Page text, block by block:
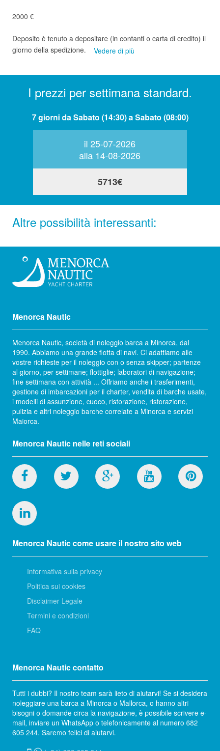
2000 €
Deposito è tenuto a depositare (in contanti o carta di credito) il
giorno della spedizione.
Vedere di più
I prezzi per settimana standard.
7 giorni da Sabato (14:30) a Sabato (08:00)
il 25-07-2026
alla 14-08-2026
5713€
Altre possibilità interessanti:
Menorca Nautic
Menorca Nautic, società di noleggio barca a Minorca, dal
1990. Abbiamo una grande flotta di navi. Ci adattiamo alle
vostre richieste per il noleggio con o senza skipper; partenze
al giorno, per settimane; flottiglie; laboratori di navigazione;
fine settimana con attività ... Offriamo anche i trasferimenti,
gestione di imbarcazioni per il charter, vendita di barche usate,
i modelli di assunzione, cuoco, ristorazione, ristorazione,
pulizia e altri noleggio barche correlate a Minorca e servizi
Maiorca.
Menorca Nautic nelle reti sociali
Menorca Nautic come usare il nostro sito web
Informativa sulla privacy
Politica sui cookies
Disclaimer Legale
Termini e condizioni
FAQ
Menorca Nautic contatto
Tutti i dubbi? Il nostro team sarà lieto di aiutarvi! Se si desidera
noleggiare una barca a Minorca o Mallorca, o hanno altri
bisogni o domande circa la navigazione, è possibile scrivere e-
mail, inviare un WhatsApp o telefonicamente al numero 682
605 244. Saremo felici di aiutarvi.